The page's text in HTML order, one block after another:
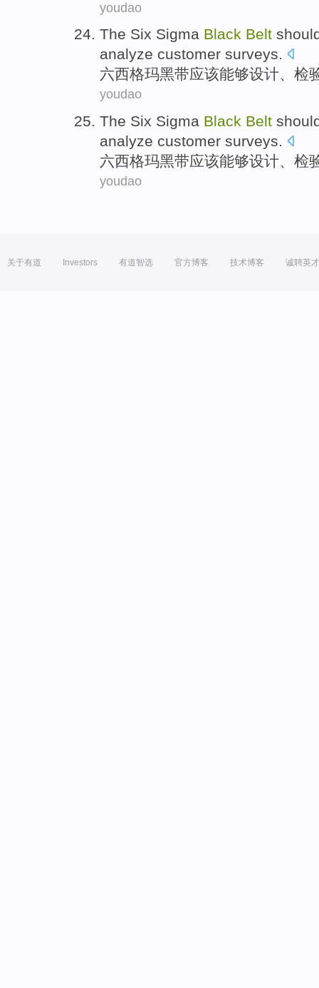
youdao
The Six Sigma Black Belt
analyze customer surveys.
六西格玛黑带应该能够设计、 检
youdao
The Six Sigma Black Belt
analyze customer surveys.
六西格玛黑带应该能够设计、 检
youdao
关于有道 Investors 有道智选 官方博客 技术博客 诚聘英才